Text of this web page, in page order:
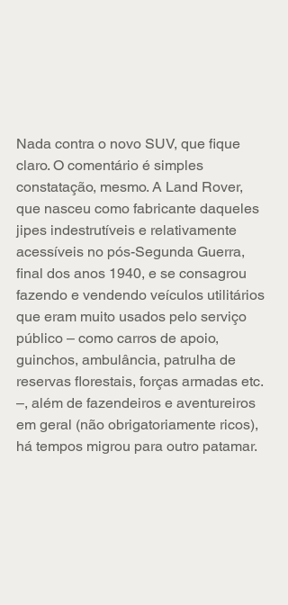
Nada contra o novo SUV, que fique
claro. O comentário é simples
constatação, mesmo. A Land Rover,
que nasceu como fabricante daqueles
jipes indestrutíveis e relativamente
acessíveis no pós-Segunda Guerra,
final dos anos 1940, e se consagrou
fazendo e vendendo veículos utilitários
que eram muito usados pelo serviço
público – como carros de apoio,
guinchos, ambulância, patrulha de
reservas florestais, forças armadas etc.
–, além de fazendeiros e aventureiros
em geral (não obrigatoriamente ricos),
há tempos migrou para outro patamar.